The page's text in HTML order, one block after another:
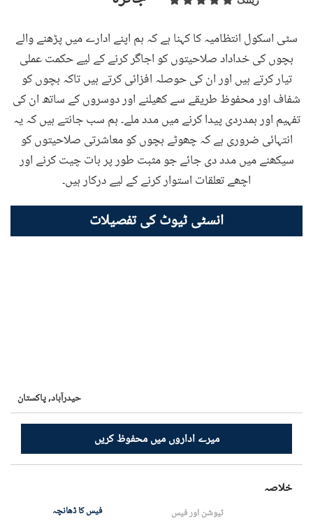
سٹی اسکول انتظامیہ کا کہنا ہے کہ ہم اپنے ادارے میں پڑھنے والے
بچوں کی خداداد صلاحیتوں کو اجاگر کرنے کے لیے حکمت عملی
تیار کرتے ہیں اور ان کی حوصلہ افزائی کرتے ہیں تاکہ بچوں کو
شفاف اور محفوظ طریقے سے کھیلنے اور دوسروں کے ساتھ ان کی
تفہیم اور ہمدردی پیدا کرنے میں مدد ملے۔ ہم سب جانتے ہیں کہ یہ
انتہائی ضروری ہے کہ چھوٹے بچوں کو معاشرتی صلاحیتوں کو
سیکھنے میں مدد دی جائے جو مثبت طور پر بات چیت کرنے اور
اچھے تعلقات استوار کرنے کے لیے درکار ہیں۔
انسٹی ٹیوٹ کی تفصیلات
حیدرآباد,پاکستان
میرے اداروں میں محفوظ کریں
خلاصہ
ٹیوشن اور فیس
فیس کا ڈھانچہ